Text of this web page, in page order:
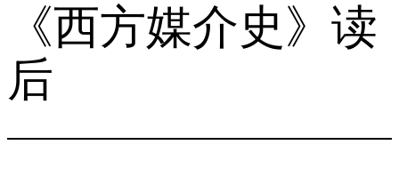
《西方媒介史》读
后